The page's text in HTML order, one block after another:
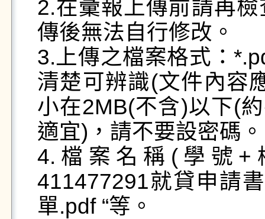
2.在彙報上傳前請再
傳後無法自行修改。
3.上傳之檔案格式：
清楚可辨識(文件內容
小在2MB(不含)以下(
適宜)，請不要設密碼。
4.檔案名稱(學號+
411477291就貸申請
單.pdf “等。